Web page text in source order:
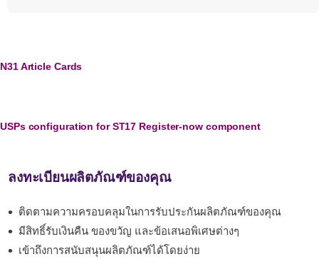
N31 Article Cards
USPs configuration for ST17 Register-now component
ลงทะเบียนผลิตภัณฑ์ของคุณ
ติดตามความครอบคลุมในการรับประกันผลิตภัณฑ์ของคุณ
มีสิทธิ์รับเงินคืน ของขวัญ และข้อเสนอพิเศษต่างๆ
เข้าถึงการสนับสนุนผลิตภัณฑ์ได้โดยง่าย